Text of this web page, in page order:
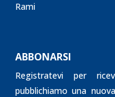
Rami
ABBONARSI
Registratevi per
pubblichiamo una